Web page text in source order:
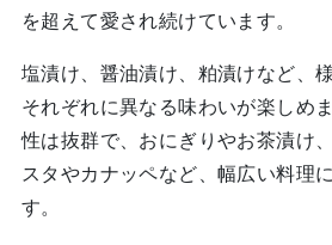
を超えて愛され続けています。
塩漬け、醤油漬け、粕漬けなど、
それぞれに異なる味わいが楽しめ
性は抜群で、おにぎりやお茶漬け
スタやカナッペなど、幅広い料理
す。